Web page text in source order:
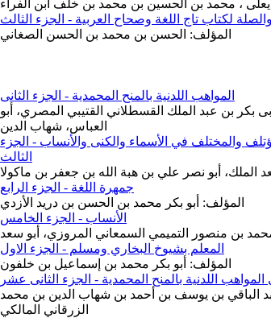
يعلى ، محمد بن الحسين بن محمد بن خلف ابن الفراء
والصلة لكتاب تاج اللغة وصحاح العربية - الجزء الثالث
المؤلف: الحسن بن محمد بن الحسن الصغاني
المواهب اللدنية بالمنح المحمدية - الجزء الثانى
بكر بن عبد الملك القسطلاني القتيبي المصري، أبو
العباس، شهاب الدين
والمختلف في الأسماء والكنى والأنساب - الجزء
الثالث
الملك، أبو نصر علي بن هبة الله بن جعفر بن ماكولا
جمهرة اللغة - الجزء الرابع
المؤلف: أبو بكر محمد بن الحسن بن دريد الأزدي
الأنساب - الجزء الخامس
بن منصور التميمي السمعاني المروزي، أبو سعد
المعلم بشيوخ البخاري ومسلم - الجزء الاول
المؤلف: أبو بكر محمد بن إسماعيل بن خلفون
اللدنية بالمنح المحمدية - الجزء الثانى عشر
الباقي بن يوسف بن أحمد بن شهاب الدين بن محمد
الزرقاني المالكي